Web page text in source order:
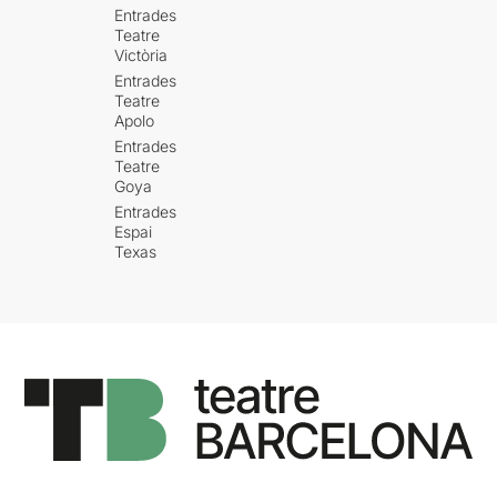
Entrades
Teatre
Victòria
Entrades
Teatre
Apolo
Entrades
Teatre
Goya
Entrades
Espai
Texas